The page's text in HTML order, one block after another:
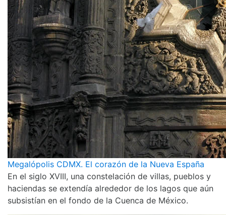
Megalópolis CDMX. El corazón de la Nueva España
En el siglo XVIII, una constelación de villas, pueblos y
haciendas se extendía alrededor de los lagos que aún
subsistían en el fondo de la Cuenca de México.